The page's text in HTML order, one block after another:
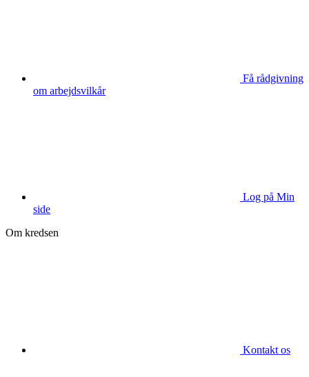
Få rådgivning
om arbejdsvilkår
Log på Min
side
Om kredsen
Kontakt os